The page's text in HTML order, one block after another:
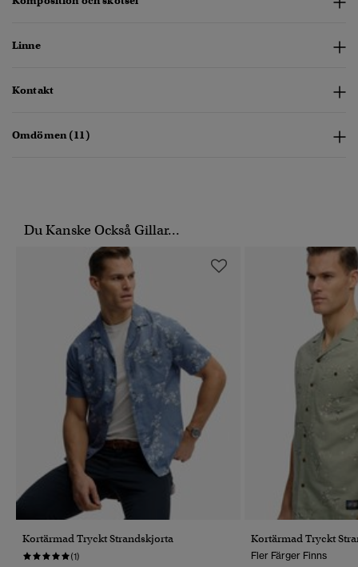
Linne
Kontakt
Omdömen (11)
Du Kanske Också Gillar...
Kortärmad Tryckt Strandskjorta
(1)
Kortärmad Tryckt
Fler Färger Finns